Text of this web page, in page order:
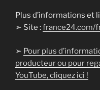
Plus d’informations et
➢ Site :france24.com/
➢ Pour plus
producteur ou pour
YouTube, cliquez ici !